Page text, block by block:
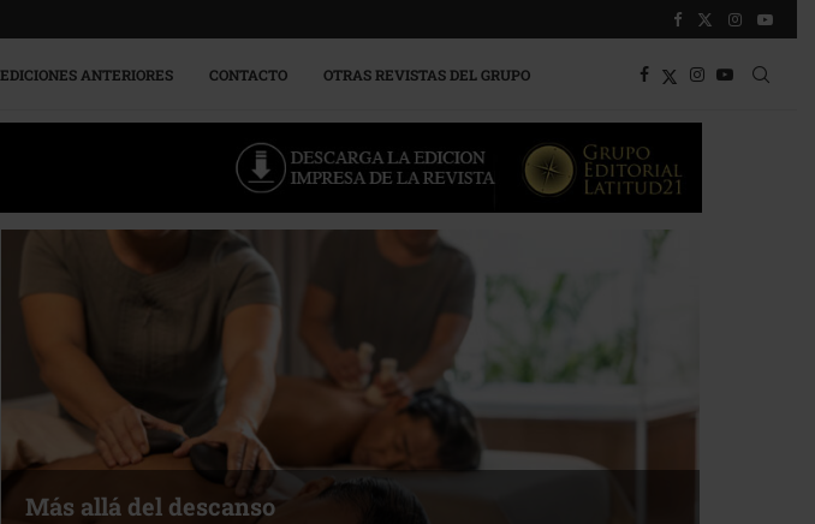
EDICIONES ANTERIORES CONTACTO OTRAS REVISTAS DEL GRUPO
Energía que Impulsa la competitividad